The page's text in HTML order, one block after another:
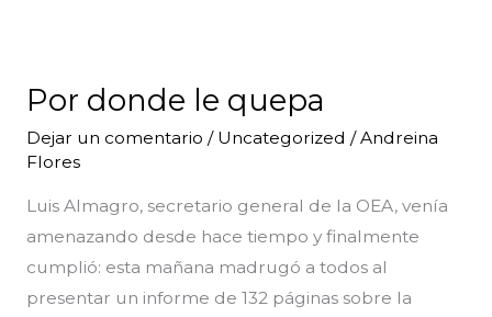
Por donde le quepa
Dejar un comentario / Uncategorized /Andreina
Flores
Luis Almagro, secretario general de la OEA, venía
amenazando desde hace tiempo y finalmente
cumplió: esta mañana madrugó a todos al
presentar un informe de 132 páginas sobre la
le
quepa